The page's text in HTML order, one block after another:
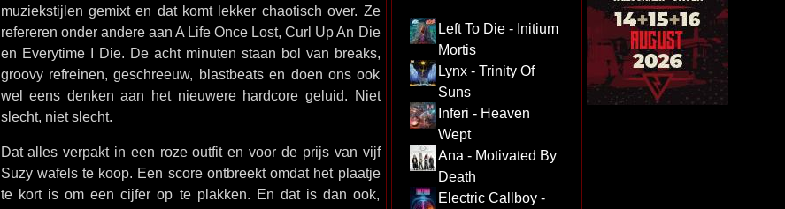
muziekstijlen gemixt en dat komt lekker chaotisch over. Ze
refereren onder andere aan A Life Once Lost, Curl Up An Die
en Everytime I Die. De acht minuten staan bol van breaks,
groovy refreinen, geschreeuw, blastbeats en doen ons ook
wel eens denken aan het nieuwere hardcore geluid. Niet
slecht, niet slecht.
Dat alles verpakt in een roze outfit en voor de prijs van vijf
Suzy wafels te koop. Een score ontbreekt omdat het plaatje
te kort is om een cijfer op te plakken. En dat is dan ook,
Left To Die - Initium
Mortis
Lynx - Trinity Of
Suns
Inferi - Heaven
Wept
Ana - Motivated By
Death
Electric Callboy -